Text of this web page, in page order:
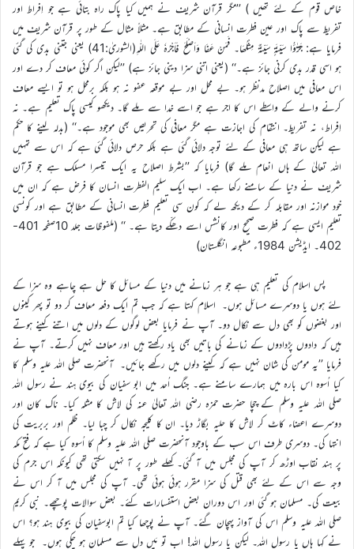
خاص قوم کے لئے تھیں ) ’’مگر قرآن شریف نے ہمیں کیا پاک راہ بتائی ہے جو اِفراط اور
تفریط سے پاک اور عین فطرت انسانی کے مطابق ہے۔ مثلاً مثال کے طور پر قرآن شریف میں
فرمایا ہے: جَزٰٓؤُا سَیِّئَۃٍ سَیِّئَۃٌ مِثْلُھَا۔ فَمَنْ عَفَا وَاَصْلَحَ فَاَجْرُہٗ عَلَی اللّٰہِ(الشوریٰ:41) یعنی جتنی بدی کی گئی
ہو اسی قدر بدی کرنی جائز ہے۔‘‘ (یعنی اتنی سزا دینی جائز ہے) ’’لیکن اگر کوئی معاف کر دے اور
اس معافی میں اصلاح مدنظر ہو۔ بے محل اور بے موقعہ عفو نہ ہو بلکہ برمحل ہو تو ایسے معاف
کرنے والے کے واسطے اس کا اجر ہے جو اسے خدا سے ملے گا۔ دیکھو کیسی پاک تعلیم ہے۔ نہ
اِفراط، نہ تفریط۔ انتقام کی اجازت ہے مگر معافی کی تحریص بھی موجود ہے۔‘‘ (بدلہ لینے کا حکم
ہے لیکن ساتھ ہی معافی کے لئے توجہ دلائی گئی ہے بلکہ حرص دلائی گئی ہے کہ اس سے تمہیں
اللہ تعالیٰ کے ہاں انعام ملے گا) فرمایا کہ ’’بشرط اصلاح یہ ایک تیسرا مسلک ہے جو قرآن
شریف نے دنیا کے سامنے رکھا ہے۔ اب ایک سلیم الفطرت انسان کا فرض ہے کہ ان میں
خود موازنہ اور مقابلہ کر کے دیکھ لے کہ کون سی تعلیم فطرت انسانی کے مطابق ہے اور کونسی
تعلیم ایسی ہے کہ فطرت صحیح اور کانشس اسے دھکّے دیتا ہے۔ ‘‘ (ملفوظات جلد 10صفحہ 401-
402۔ ایڈیشن 1984ء مطبوعہ انگلستان)
پس اسلام کی تعلیم ہی ہے جو ہر زمانے میں دنیا کے مسائل کا حل ہے چاہے وہ سزا کے
لئے ہوں یا دوسرے مسائل ہوں۔ اسلام کہتا ہے کہ جب تم ایک دفعہ معاف کر دو تو پھر کینوں
اور بغضوں کو بھی دل سے نکال دو۔ آپ نے فرمایا بعض لوگوں کے دلوں میں اتنے کینے ہوتے
ہیں کہ دادوں پڑدادوں کے زمانے کی باتیں بھی یاد رکھتے ہیں اور معاف نہیں کرتے۔ آپ نے
فرمایا ’’یہ مومن کی شان نہیں ہے کہ کینے دلوں میں رکھے جائیں۔ آنحضرت صلی اللہ علیہ وسلم کا
کیا اُسوہ اس بارہ میں ہمارے سامنے ہے۔ جنگ اُحد میں ابو سفیان کی بیوی ہند نے رسول اللہ
صلی اللہ علیہ وسلم کے چچا حضرت حمزہ رضی اللہ تعالیٰ عنہ کی لاش کا مثلہ کیا۔ ناک کان اور
دوسرے اعضاء کاٹ کر لاش کا حلیہ بگاڑ دیا۔ ان کا کلیجہ نکال کر چبا لیا۔ ظلم اور بربریت کی
انتہا کی۔ دوسری طرف اس سب کے باوجود آنحضرت صلی اللہ علیہ وسلم کا اُسوہ کیا ہے کہ فتح مکہ
پر ہند نقاب اوڑھ کر آپ کی مجلس میں آ گئی۔ کھلے طور پر آ نہیں سکتی تھی کیونکہ اس جرم کی
وجہ سے اس کے لئے بھی قتل کی سزا مقرر ہوئی ہوئی تھی۔ آپ کی مجلس میں آ کر اس نے
بیعت کی۔ مسلمان ہو گئی اور اس دوران بعض استفسارات کئے۔ بعض سوالات پوچھے۔ نبی کریم
صلی اللہ علیہ وسلم اس کی آواز پہچان گئے۔ آپ نے پوچھا کیا تم ابوسفیان کی بیوی ہند ہو؟ اس
نے کہا ہاں یا رسول اللہ۔ لیکن یا رسول اللہ! اب تو مَیں دل سے مسلمان ہو چکی ہوں۔ جو پہلے